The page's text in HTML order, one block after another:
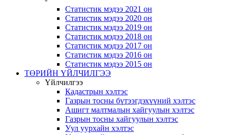
Статистик мэдээ 2021 он
Статистик мэдээ 2020 он
Статистик мэдээ 2019 он
Статистик мэдээ 2018 он
Статистик мэдээ 2017 он
Статистик мэдээ 2016 он
Статистик мэдээ 2015 он
ТӨРИЙН ҮЙЛЧИЛГЭЭ
Үйлчилгээ
Кадастрын хэлтэс
Газрын тосны бүтээгдэхүүний хэлтэс
Ашигт малтмалын хайгуулын хэлтэс
Газрын тосны хайгуулын хэлтэс
Уул уурхайн хэлтэс